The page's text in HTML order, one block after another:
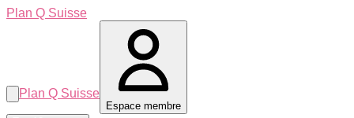
Plan Q Suisse
Plan Q Suisse
Espace membre